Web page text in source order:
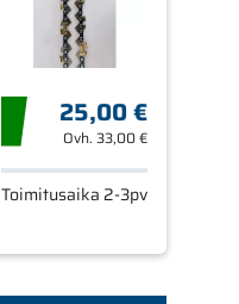
25,00 €
Ovh.33,00 €
Toimitusaika 2-3pv